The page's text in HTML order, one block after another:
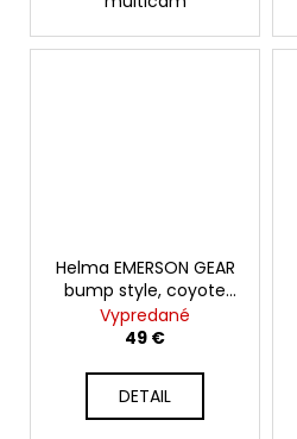
Helma EMERSON GEAR
bump style, coyote
brown
Vypredané
49 €
DETAIL